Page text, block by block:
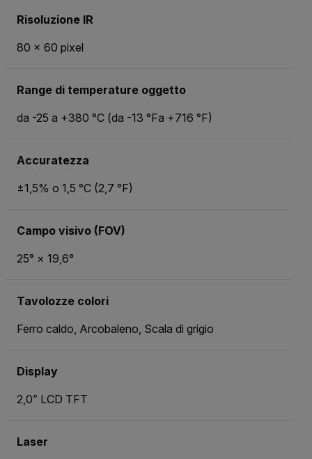
Risoluzione IR
80 × 60 pixel
Range di temperature oggetto
da -25 a +380 °C (da -13 °Fa +716 °F)
Accuratezza
±1,5% o 1,5 °C (2,7 °F)
Campo visivo (FOV)
25° × 19,6°
Tavolozze colori
Ferro caldo, Arcobaleno, Scala di grigio
Display
2,0” LCD TFT
Laser